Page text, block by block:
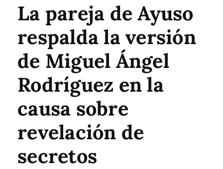
La pareja de Ayuso
respalda la versión
de Miguel Ángel
Rodríguez en la
causa sobre
revelación de
secretos